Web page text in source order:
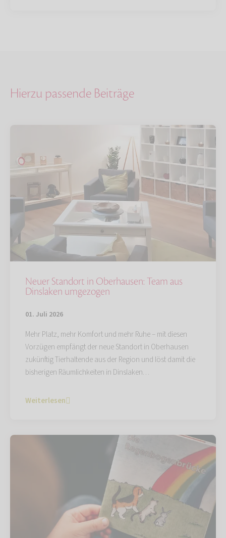
Hierzu passende Beiträge
Neuer Standort in Oberhausen: Team aus
Dinslaken umgezogen
01. Juli 2026
Mehr Platz, mehr Komfort und mehr Ruhe – mit diesen
Vorzügen empfängt der neue Standort in Oberhausen
zukünftig Tierhaltende aus der Region und löst damit die
bisherigen Räumlichkeiten in Dinslaken…
Weiterlesen